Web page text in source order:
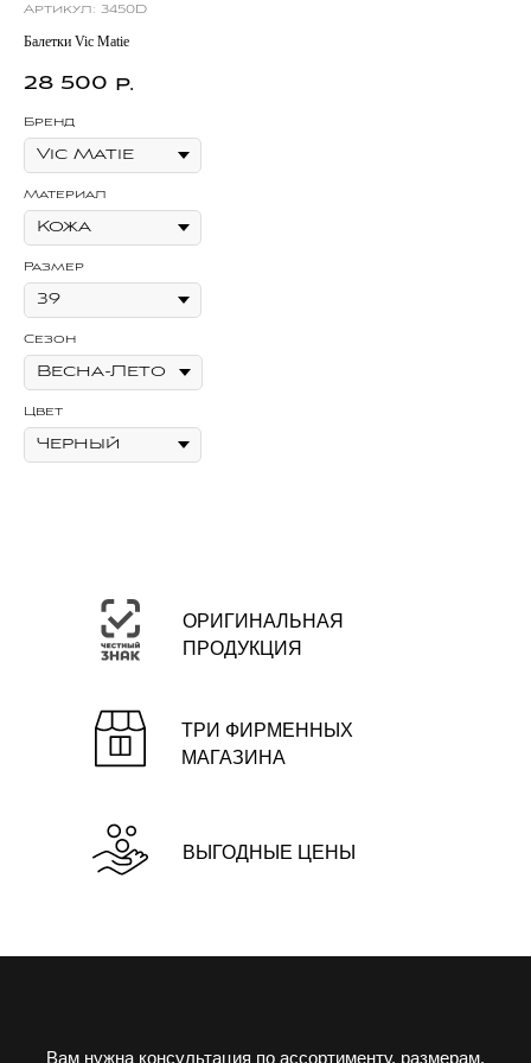
Артикул: 3450D
Балетки Vic Matie
28 500 р.
Бренд
Материал
Размер
Сезон
Цвет
ОРИГИНАЛЬНАЯ
ПРОДУКЦИЯ
ТРИ ФИРМЕННЫХ
МАГАЗИНА
ВЫГОДНЫЕ ЦЕНЫ
Вам нужна консультация по ассортименту, размерам,